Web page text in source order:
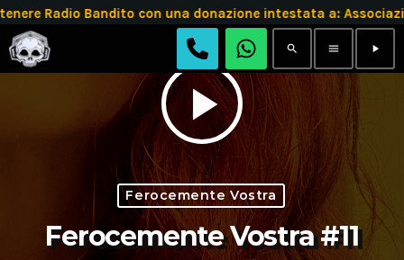
Radio Bandito con una donazione intestata a:
search menu play_arrow
play_arrow
Ferocemente Vostra
Ferocemente Vostra #11